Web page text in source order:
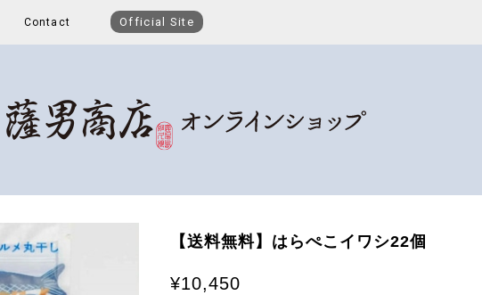
Contact Official Site
【送料無料】はらぺこイワシ22個
¥10,450